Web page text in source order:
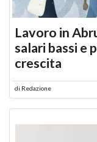
Lavoro in
salari bassi e
crescita
di Redazione